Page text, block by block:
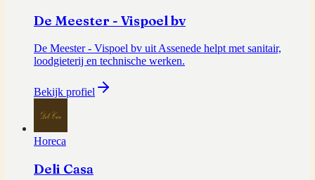
De Meester - Vispoel bv
De Meester - Vispoel bv uit Assenede helpt met sanitair,
loodgieterij en technische werken.
Bekijk profiel
Horeca
Deli Casa